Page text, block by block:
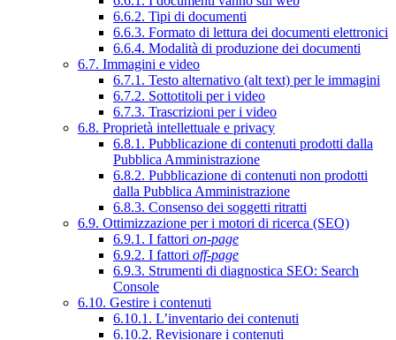
6.6.2. Tipi di documenti
6.6.3. Formato di lettura dei documenti elettronici
6.6.4. Modalità di produzione dei documenti
6.7. Immagini e video
6.7.1. Testo alternativo (alt text) per le immagini
6.7.2. Sottotitoli per i video
6.7.3. Trascrizioni per i video
6.8. Proprietà intellettuale e privacy
6.8.1. Pubblicazione di contenuti prodotti dalla
Pubblica Amministrazione
6.8.2. Pubblicazione di contenuti non prodotti
dalla Pubblica Amministrazione
6.8.3. Consenso dei soggetti ritratti
6.9. Ottimizzazione per i motori di ricerca (SEO)
6.9.1. I fattori on-page
6.9.2. I fattori off-page
6.9.3. Strumenti di diagnostica SEO: Search
Console
6.10. Gestire i contenuti
6.10.1. L’inventario dei contenuti
6.10.2. Revisionare i contenuti